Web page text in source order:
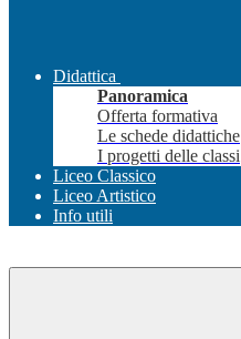
Didattica
Panoramica
Offerta formativa
Le schede didattiche
I progetti delle classi
Liceo Classico
Liceo Artistico
Info utili